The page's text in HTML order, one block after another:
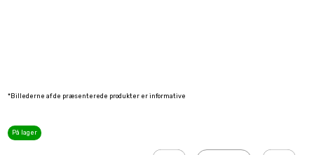
*Billederne af de præsenterede produkter er informative
På lager